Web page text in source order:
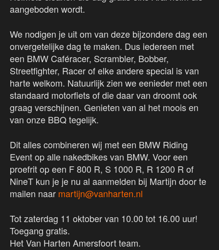
aangeboden wordt.
We nodigen je uit om van deze bijzondere dag een
onvergetelijke dag te maken. Dus iedereen met
een BMW Caféracer, Scrambler, Bobber,
Streetfighter, Racer of elke andere special is van
harte welkom. Natuurlijk zien we eenieder met een
standaard motorfiets of die daar van droomt ook
graag verschijnen. Genieten van al het moois en
van onze BBQ tegelijk.
Dit alles combineren wij met een BMW Riding
Event op alle nakedbikes van BMW. Voor een
proefrit op een F 800 R, S 1000 R, R 1200 R of
NineT kun je je nu al aanmelden bij Martijn door te
mailen naar martijn@vanharten.nl
Tot zaterdag 11 oktober van 10.00 tot 16.00 uur!
Toegang gratis.
Het Van Harten Amersfoort team.